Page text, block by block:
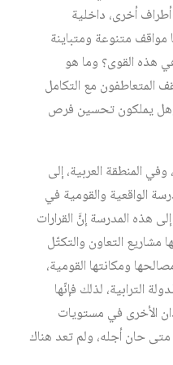
أخرى، داخلية
متنوعة ومتباينة
هذه القوى؟ وما هو
المتعاطفون مع التكامل
وهل يملكون تحسين فرص
وفي المنطقة العربية، إلى
الواقعية والقومية في
هذه المدرسة إنَّ القرارات
مشاريع التعاون والتكتّل
ومكانتها القومية،
الترابية، لذلك فإنّها
الأخرى في مستويات
حان أجله، ولم تعد هناك